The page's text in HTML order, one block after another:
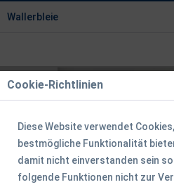
Wallerbleie
Cookie-Richtlinien
Diese Website verwendet
bestmögliche Funktionalität
damit nicht einverstanden sein
folgende Funktionen nicht zur